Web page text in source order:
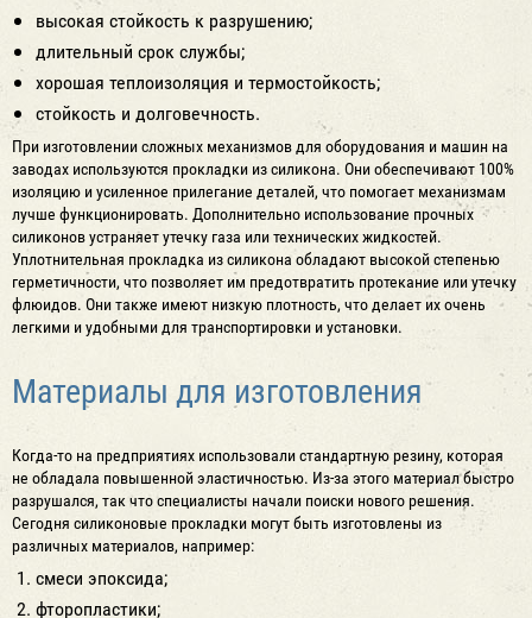
высокая стойкость к разрушению;
длительный срок службы;
хорошая теплоизоляция и термостойкость;
стойкость и долговечность.
При изготовлении сложных механизмов для оборудования и машин на
заводах используются прокладки из силикона. Они обеспечивают 100%
изоляцию и усиленное прилегание деталей, что помогает механизмам
лучше функционировать. Дополнительно использование прочных
силиконов устраняет утечку газа или технических жидкостей.
Уплотнительная прокладка из силикона обладают высокой степенью
герметичности, что позволяет им предотвратить протекание или утечку
флюидов. Они также имеют низкую плотность, что делает их очень
легкими и удобными для транспортировки и установки.
Материалы для изготовления
Когда-то на предприятиях использовали стандартную резину, которая
не обладала повышенной эластичностью. Из-за этого материал быстро
разрушался, так что специалисты начали поиски нового решения.
Сегодня силиконовые прокладки могут быть изготовлены из
различных материалов, например:
смеси эпоксида;
фторопластики;